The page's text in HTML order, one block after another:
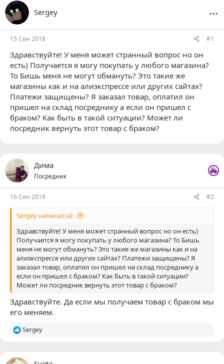
Sergey ...
15 Сен 2018 #1
Здравствуйте! У меня может странный вопрос но он
есть) Получается я могу покупать у любого магазина?
То Бишь меня не могут обмануть? Это такие же
магазины как и на алиэкспрессе или других сайтах?
Платежи защищены? Я заказал товар, оплатил он
пришел на склад посреднику а если он пришел с
браком? Как быть в такой ситуации? Может ли
посредник вернуть этот товар с браком?
Дима
Посредник
...
16 Сен 2018 #2
Sergey написал(а):
Здравствуйте! У меня может странный вопрос но он есть)
Получается я могу покупать у любого магазина? То Бишь
меня не могут обмануть? Это такие же магазины как и на
алиэкспрессе или других сайтах? Платежи защищены? Я
заказал товар, оплатил он пришел на склад посреднику а
если он пришел с браком? Как быть в такой ситуации?
Может ли посредник вернуть этот товар с браком?
Здравствуйте. Да если мы получаем товар с браком мы
его меняем.
Р
ц
Sergey